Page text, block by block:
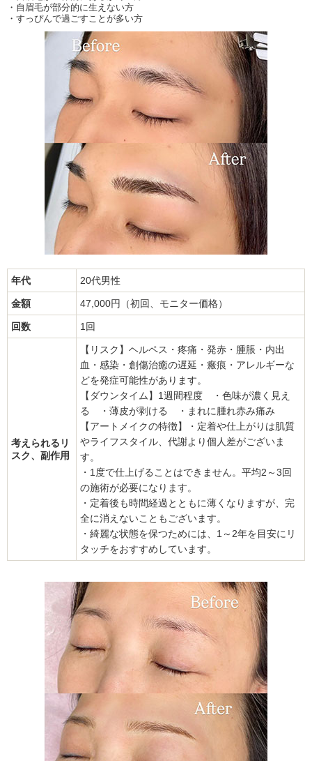
・自眉毛が部分的に生えない方
・すっぴんで過ごすことが多い方
年代 20代男性
金額 47,000円（初回、モニター価格）
回数 1回
考えられるリ
スク、副作用
【リスク】ヘルペス・疼痛・発赤・腫脹・内出
血・感染・創傷治癒の遅延・瘢痕・アレルギーな
どを発症可能性があります。
【ダウンタイム】1週間程度 ・色味が濃く見え
る ・薄皮が剥ける ・まれに腫れ赤み痛み
【アートメイクの特徴】・定着や仕上がりは肌質
やライフスタイル、代謝より個人差がございま
す。
・1度で仕上げることはできません。平均2～3回
の施術が必要になります。
・定着後も時間経過とともに薄くなりますが、完
全に消えないこともございます。
・綺麗な状態を保つためには、1～2年を目安にリ
タッチをおすすめしています。